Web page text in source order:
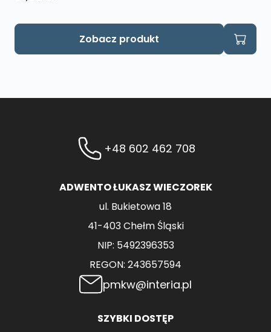
Zobacz produkt
+48 602 462 708
ADWENTO ŁUKASZ WIECZOREK
ul. Bukietowa 18
41-403 Chełm Śląski
NIP: 5492396353
REGON: 243657594
pmkw@interia.pl
SZYBKI DOSTĘP